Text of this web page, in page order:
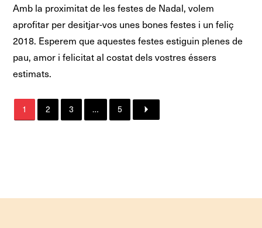
Amb la proximitat de les festes de Nadal, volem
aprofitar per desitjar-vos unes bones festes i un feliç
2018. Esperem que aquestes festes estiguin plenes de
pau, amor i felicitat al costat dels vostres éssers
estimats.
1 2 3 … 5